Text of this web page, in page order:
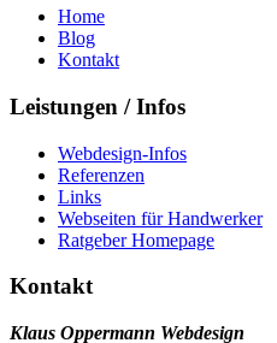
Home
Blog
Kontakt
Leistungen / Infos
Webdesign-Infos
Referenzen
Links
Webseiten für Handwerker
Ratgeber Homepage
Kontakt
Klaus Oppermann Webdesign